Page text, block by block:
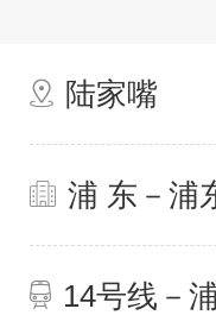
陆家嘴
浦 东－浦
14号线－